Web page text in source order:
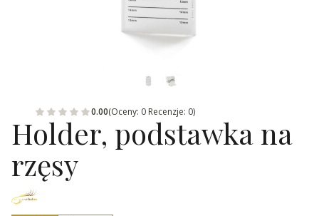
0.00(Oceny: 0 Recenzje: 0)
Holder, podstawka na
rzęsy